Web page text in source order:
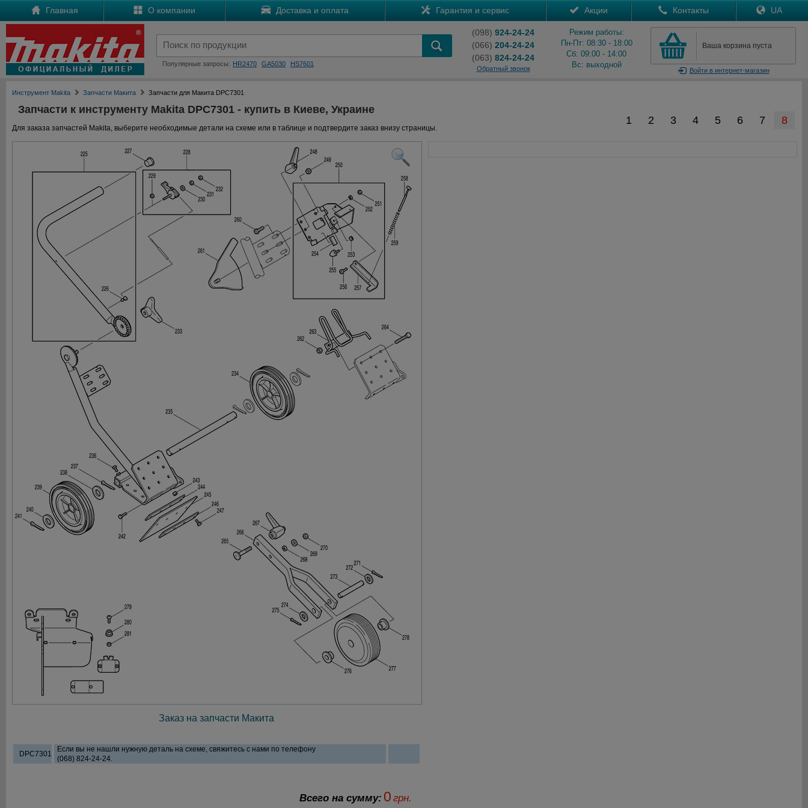
Главная О компании Доставка и оплата Гарантия и сервис Акции Контакты UA
Популярные запросы: HR2470 GA5030 HS7601
(098) 924-24-24
(066) 204-24-24
(063) 824-24-24
Обратный звонок
Режим работы:
Пн-Пт: 08:30 - 18:00
Сб: 09:00 - 14:00
Вс: выходной
Ваша корзина пуста
Войтив интернет-магазин
Инструмент Makita Запчасти Макита Запчасти для Макита DPC7301
Запчасти к инструменту Makita DPC7301 - купить в Киеве, Украине
Для заказа запчастей Makita, выберите необходимые детали на схеме или в таблице и подтвердите заказ внизу страницы.
1 2 3 4 5 6 7 8
Заказ на запчасти Макита
DPC7301
Если вы не нашли нужную деталь на схеме, свяжитесь с нами по телефону
(068) 824-24-24.
Всего на сумму: 0 грн.